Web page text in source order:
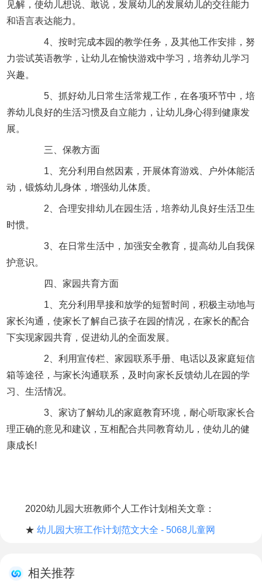
见解，使幼儿想说、敢说，发展幼儿的发展幼儿的交往能力
和语言表达能力。
4、按时完成本园的教学任务，及其他工作安排，努
力尝试英语教学，让幼儿在愉快游戏中学习，培养幼儿学习
兴趣。
5、抓好幼儿日常生活常规工作，在各项环节中，培
养幼儿良好的生活习惯及自立能力，让幼儿身心得到健康发
展。
三、保教方面
1、充分利用自然因素，开展体育游戏、户外体能活
动，锻炼幼儿身体，增强幼儿体质。
2、合理安排幼儿在园生活，培养幼儿良好生活卫生
时惯。
3、在日常生活中，加强安全教育，提高幼儿自我保
护意识。
四、家园共育方面
1、充分利用早接和放学的短暂时间，积极主动地与
家长沟通，使家长了解自己孩子在园的情况，在家长的配合
下实现家园共育，促进幼儿的全面发展。
2、利用宣传栏、家园联系手册、电话以及家庭短信
箱等途径，与家长沟通联系，及时向家长反馈幼儿在园的学
习、生活情况。
3、家访了解幼儿的家庭教育环境，耐心听取家长合
理正确的意见和建议，互相配合共同教育幼儿，使幼儿的健
康成长!
2020幼儿园大班教师个人工作计划相关文章：
★幼儿园大班工作计划范文大全 - 5068儿童网
相关推荐